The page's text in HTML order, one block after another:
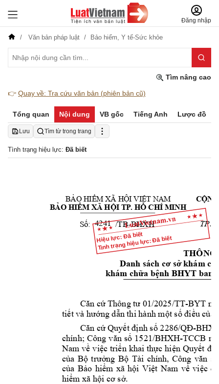
Đăng nhập
Văn bản pháp luật Bảo hiểm, Y tế-Sức khỏe
Tìm nâng cao
👉 Quay về: Tra cứu văn bản (phiên bản cũ)
Tổng quan Nội dung VB gốc Tiếng Anh Lược đồ
Lưu Tìm từ trong trang
Tình trạng hiệu lực: Đã biết
Hiệu lực: Đã biết
Tình trạng hiệu lực: Đã biết
BẢO HIỂM XÃ HỘI VIỆT NAM
BẢO HIỂM XÃ HỘI TP. HỒ CHÍ MINH
Số:
            /TB-BHXH
CỘNG
TP.
THÔNG
Danh sách cơ sở khám
khám chữa bệnh BHYT ban
Căn cứ Thông tư 01/2025/TT-BYT
tiết và hướng dẫn thi hành một số điều của
Căn cứ Quyết định số 2286/QĐ-
chính; Công văn số 1521/BHXH-TCCB
Nam về việc triển khai thực hiện Quyết
của Bộ trưởng Bộ Tài chính, Công văn
của Bảo hiểm xã hội Việt Nam về việc
hiểm xã hội cơ sở.
4241